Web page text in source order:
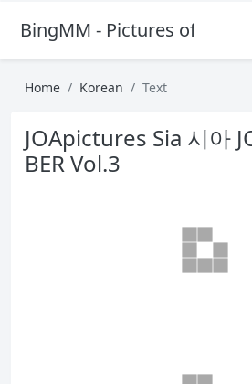
BingMM - Pictures of Sexy
Home Korean Text
JOApictures Sia 시아
BER Vol.3